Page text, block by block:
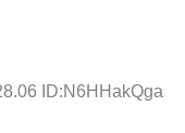
ID:N6HHakQga